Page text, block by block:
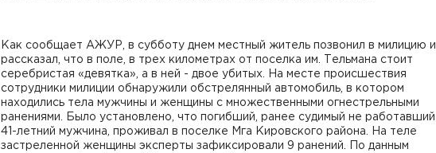
Как сообщает АЖУР, в субботу днем местный житель позвонил в милицию и
рассказал, что в поле, в трех километрах от поселка им. Тельмана стоит
серебристая «девятка», а в ней - двое убитых. На месте происшествия
сотрудники милиции обнаружили обстрелянный автомобиль, в котором
находились тела мужчины и женщины с множественными огнестрельными
ранениями. Было установлено, что погибший, ранее судимый не работавший
41-летний мужчина, проживал в поселке Мга Кировского района. На теле
застреленной женщины эксперты зафиксировали 9 ранений. По данным